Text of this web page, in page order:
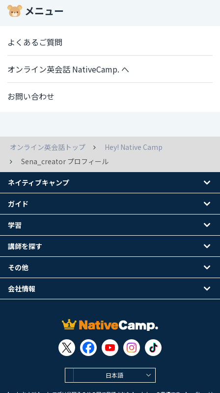
メニュー
よくあるご質問
オンライン英会話 NativeCamp. へ
お問い合わせ
オンライン英会話トップ
Hey! Native Camp
Sena_creator プロフィール
日本語
ネイティブキャンプ
ガイド
学習
講師を探す
その他
会社情報